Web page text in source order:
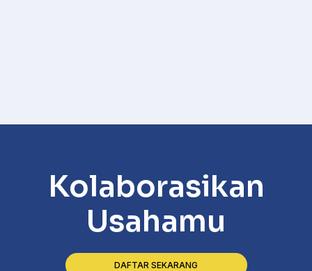
Kolaborasikan
Usahamu
DAFTAR SEKARANG